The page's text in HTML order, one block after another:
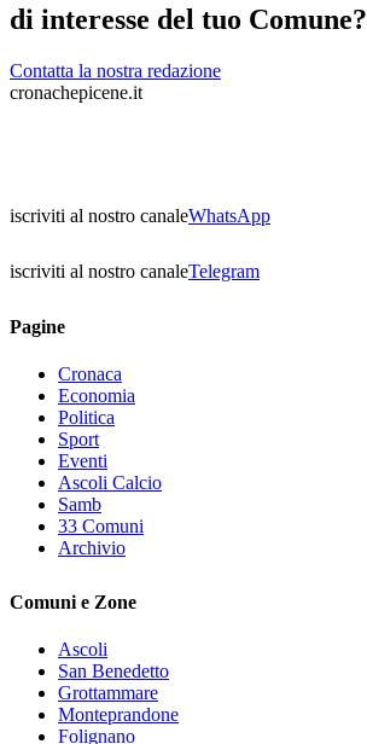
di interesse del tuo Comune?
Contatta la nostra redazione
cronachepicene.it
iscriviti al nostro canaleWhatsApp
iscriviti al nostro canaleTelegram
Pagine
Cronaca
Economia
Politica
Sport
Eventi
Ascoli Calcio
Samb
33 Comuni
Archivio
Comuni e Zone
Ascoli
San Benedetto
Grottammare
Monteprandone
Folignano